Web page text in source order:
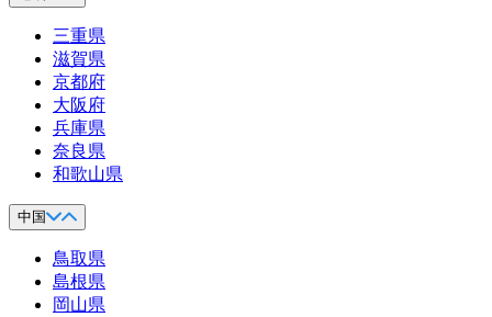
三重県
滋賀県
京都府
大阪府
兵庫県
奈良県
和歌山県
中国
鳥取県
島根県
岡山県